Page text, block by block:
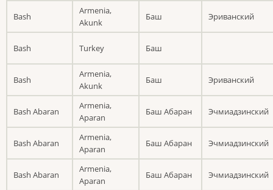
Bash
Armenia,
Akunk
Баш Эриванский
Bash Turkey Баш
Bash
Armenia,
Akunk
Баш Эриванский
Bash Abaran
Armenia,
Aparan
Баш Абаран Эчмиадзинский
Bash Abaran
Armenia,
Aparan
Баш Абаран Эчмиадзинский
Bash Abaran
Armenia,
Aparan
Баш Абаран Эчмиадзинский